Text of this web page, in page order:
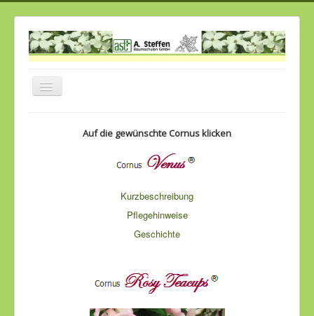
Navigation
Auf die gewünschte Cornus klicken
Kurzbeschreibung
Pflegehinweise
Geschichte